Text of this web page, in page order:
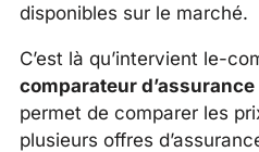
disponibles sur le marché.
C’est là qu’intervient le-
comparateur d’assurance
permet de comparer les
plusieurs offres